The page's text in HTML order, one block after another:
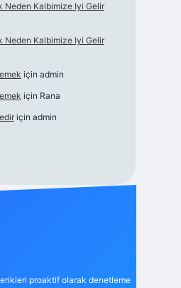
Neden Kalbimize Iyi Gelir
Neden Kalbimize Iyi Gelir
için admin
için Rana
için admin
proaktif olarak denetleme